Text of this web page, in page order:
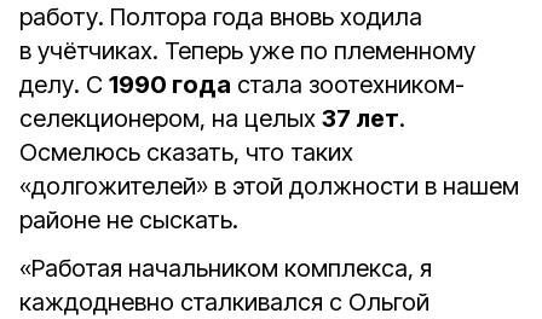
работу. Полтора года вновь ходила
в учётчиках. Теперь уже по племенному
делу. С 1990 года стала зоотехником-
селекционером, на целых 37 лет.
Осмелюсь сказать, что таких
«долгожителей» в этой должности в нашем
районе не сыскать.
«Работая начальником комплекса, я
каждодневно сталкивался с Ольгой